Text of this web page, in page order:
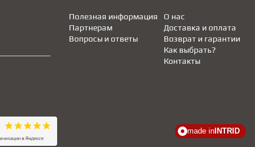
Полезная информация
Партнерам
Вопросы и ответы
Доставка и оплата
Возврат и гарантии
Как выбрать?
О нас
Контакты
made in INTRID